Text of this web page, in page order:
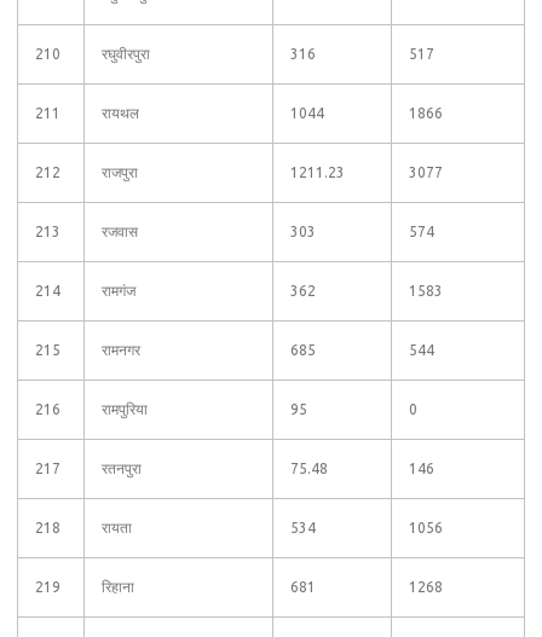
210 रघुवीरपुरा 316 517
211 रायथल 1044 1866
212 राजपुरा 1211.23 3077
213 रजवास 303 574
214 रामगंज 362 1583
215 रामनगर 685 544
216 रामपुरिया 95 0
217 रतनपुरा 75.48 146
218 रायता 534 1056
219 रिहाना 681 1268